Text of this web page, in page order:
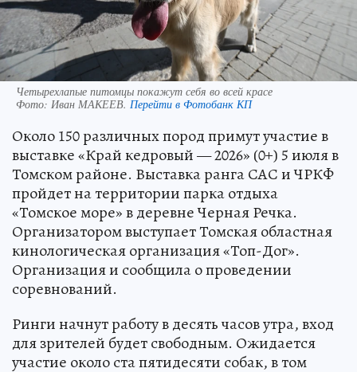
Четырехлапые питомцы покажут себя во всей красе
Фото: Иван МАКЕЕВ. Перейти в Фотобанк КП
Около 150 различных пород примут участие в
выставке «Край кедровый — 2026» (0+) 5 июля в
Томском районе. Выставка ранга САС и ЧРКФ
пройдет на территории парка отдыха
«Томское море» в деревне Черная Речка.
Организатором выступает Томская областная
кинологическая организация «Топ-Дог».
Организация и сообщила о проведении
соревнований.
Ринги начнут работу в десять часов утра, вход
для зрителей будет свободным. Ожидается
участие около ста пятидесяти собак, в том